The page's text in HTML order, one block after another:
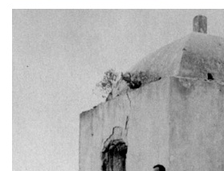
Sobre Nós
Estatuto Editorial